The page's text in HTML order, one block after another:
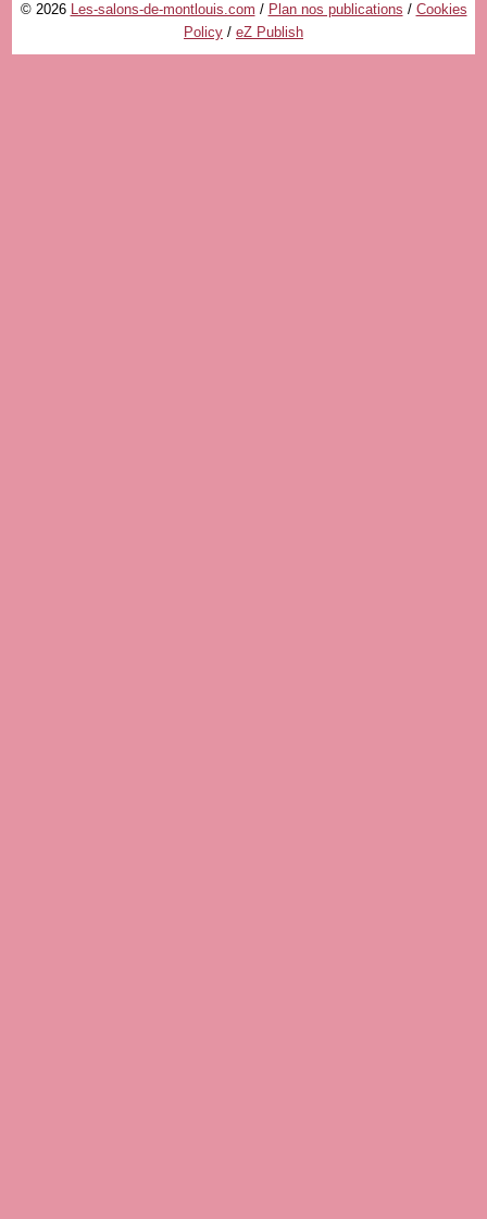
© 2026 Les-salons-de-montlouis.com / Plan nos publications / Cookies
Policy / eZ Publish